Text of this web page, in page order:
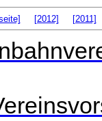
[2012] [2011]